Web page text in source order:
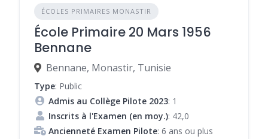
ÉCOLES PRIMAIRES MONASTIR
École Primaire 20 Mars 1956
Bennane
Bennane, Monastir, Tunisie
Type: Public
Admis au Collège Pilote 2023: 1
Inscrits à l'Examen (en moy.): 42,0
Ancienneté Examen Pilote: 6 ans ou plus